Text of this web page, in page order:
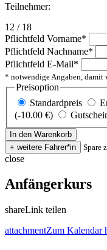
Teilnehmer:
12 / 18
Pflichtfeld Vorname*
Pflichtfeld Nachname*
Pflichtfeld E-Mail*
* notwendige Angaben,
Preisoption
Standardpreis
(-10.00 €)
Spare
close
Anfängerkurs
shareLink teilen
attachmentZum Kalendar